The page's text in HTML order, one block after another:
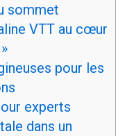
sommet
VTT au cœur
pour les
experts
dans un